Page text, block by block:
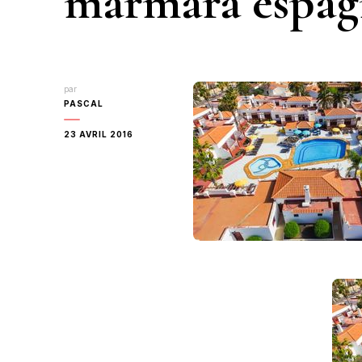
par
PASCAL
23 AVRIL 2016